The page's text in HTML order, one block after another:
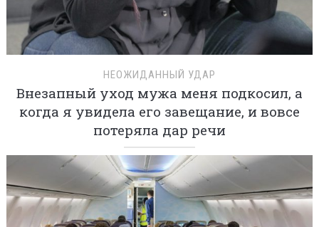
НЕОЖИДАННЫЙ УДАР
Внезапный уход мужа меня подкосил, а
когда я увидела его завещание, и вовсе
потеряла дар речи